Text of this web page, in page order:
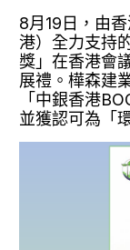
8月19日，由
港）全力支持
獎」在香港會
展禮。樺森建
「中銀香港
並獲認可為「